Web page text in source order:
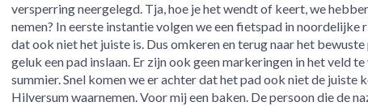
versperring neergelegd. Tja, hoe je het wendt of keert, we
nemen? In eerste instantie volgen we een fietspad in
dat ook niet het juiste is. Dus omkeren en terug naar het bewuste
geluk een pad inslaan. Er zijn ook geen markeringen in het veld
summier. Snel komen we er achter dat het pad ook niet de juiste
Hilversum waarnemen. Voor mij een baken. De persoon die de